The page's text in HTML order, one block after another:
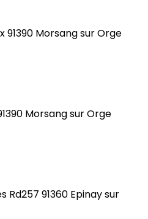
91390 Morsang sur Orge
Morsang sur Orge
Rd257 91360 Epinay sur